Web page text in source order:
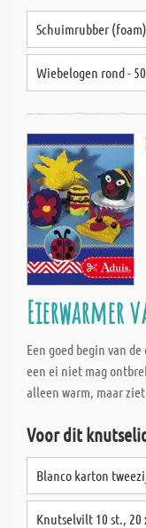
Schuimrubber
Wiebelogen rond -
Eierwarmer
Een goed begin van
een ei niet mag
alleen warm, maar
Voor dit
Blanco karton
Knutselvilt 10 st., 20